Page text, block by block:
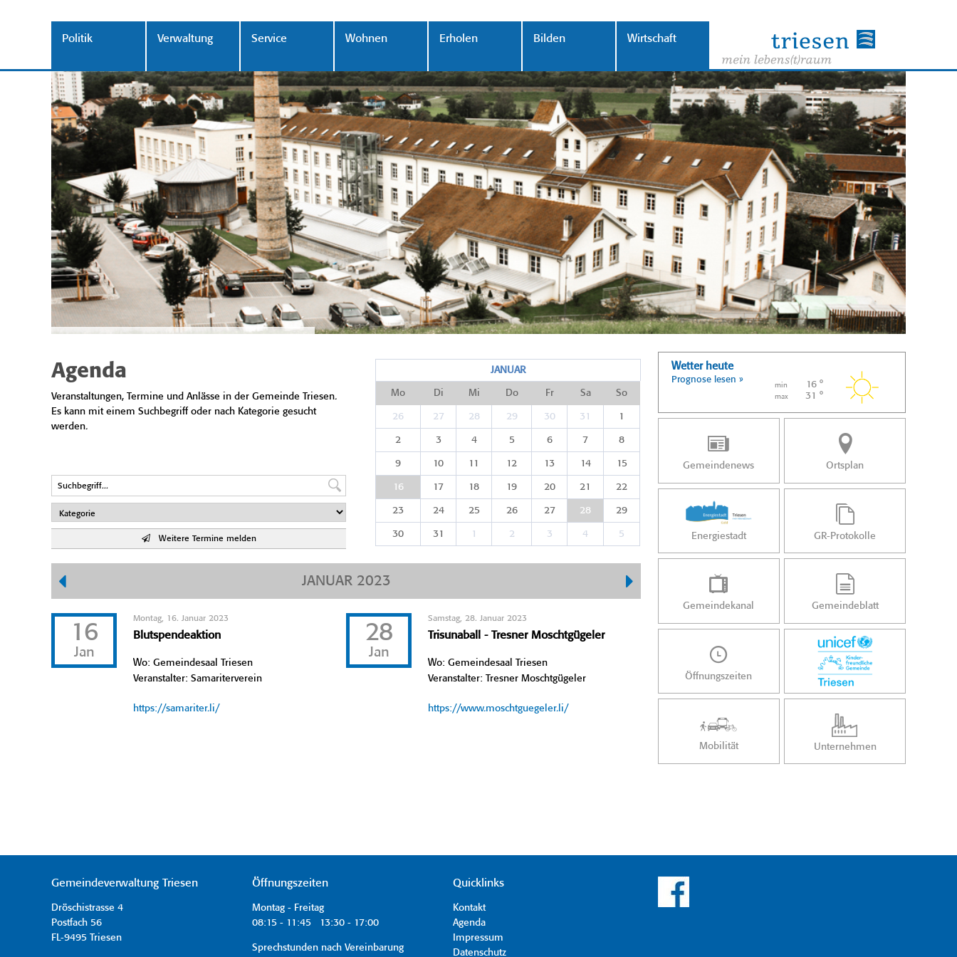
Politik Verwaltung Service Wohnen Erholen Bilden Wirtschaft
Agenda
Veranstaltungen, Termine und Anlässe in der Gemeinde Triesen.
Es kann mit einem Suchbegriff oder nach Kategorie gesucht
werden.
Weitere Termine melden
JANUAR
Mo Di Mi Do Fr Sa So
26 27 28 29 30 31 1
2 3 4 5 6 7 8
9 10 11 12 13 14 15
16 17 18 19 20 21 22
23 24 25 26 27 28 29
30 31 1 2 3 4 5
JANUAR 2023
16
Jan
Montag, 16. Januar 2023
Blutspendeaktion
Wo: Gemeindesaal Triesen
Veranstalter: Samariterverein
https://samariter.li/
28
Jan
Samstag, 28. Januar 2023
Trisunaball - Tresner Moschtgügeler
Wo: Gemeindesaal Triesen
Veranstalter: Tresner Moschtgügeler
https://www.moschtguegeler.li/
Wetter heute
Prognose lesen »
min 16 °
max 31 °
Gemeindenews Ortsplan
Energiestadt GR-Protokolle
Gemeindekanal Gemeindeblatt
Öffnungszeiten
Mobilität Unternehmen
Gemeindeverwaltung Triesen
Dröschistrasse 4
Postfach 56
FL-9495 Triesen
Öffnungszeiten
Montag - Freitag
08:15 - 11:45 13:30 - 17:00
Sprechstunden nach Vereinbarung
Quicklinks
Kontakt
Agenda
Impressum
Datenschutz